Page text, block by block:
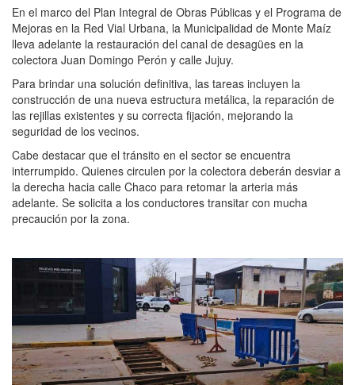
En el marco del Plan Integral de Obras Públicas y el Programa de
Mejoras en la Red Vial Urbana, la Municipalidad de Monte Maíz
lleva adelante la restauración del canal de desagües en la
colectora Juan Domingo Perón y calle Jujuy.
Para brindar una solución definitiva, las tareas incluyen la
construcción de una nueva estructura metálica, la reparación de
las rejillas existentes y su correcta fijación, mejorando la
seguridad de los vecinos.
Cabe destacar que el tránsito en el sector se encuentra
interrumpido. Quienes circulen por la colectora deberán desviar a
la derecha hacia calle Chaco para retomar la arteria más
adelante. Se solicita a los conductores transitar con mucha
precaución por la zona.